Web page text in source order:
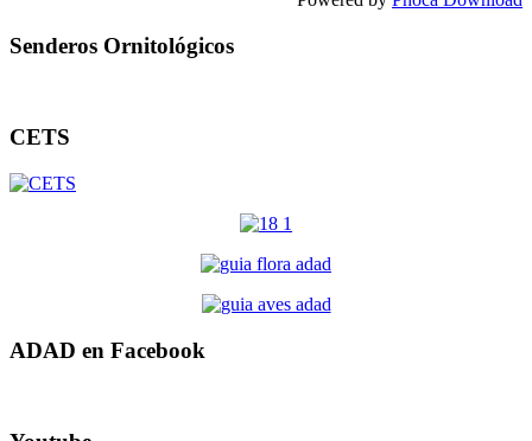
Senderos Ornitológicos
CETS
ADAD en Facebook